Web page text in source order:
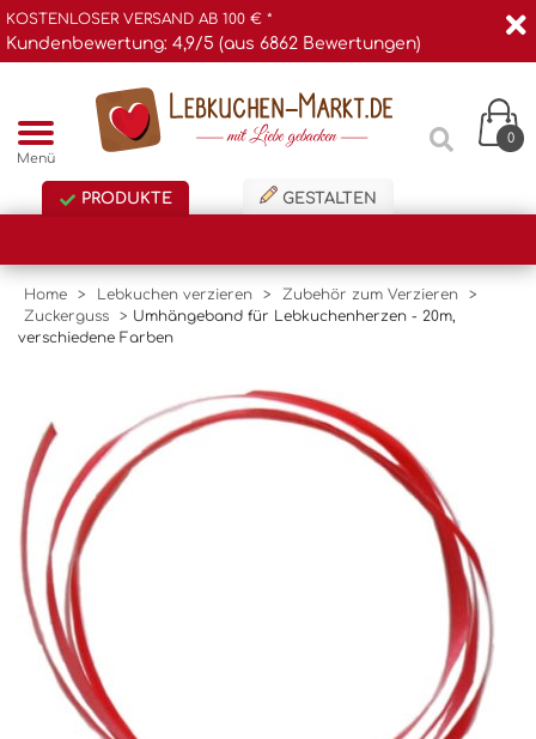
KOSTENLOSER VERSAND AB 100 € *
Kundenbewertung: 4,9/5 (aus 6862 Bewertungen)
Menü
0
PRODUKTE GESTALTEN
Home > Lebkuchen verzieren > Zubehör zum Verzieren
>
Zuckerguss
> Umhängeband für Lebkuchenherzen - 20m,
verschiedene Farben